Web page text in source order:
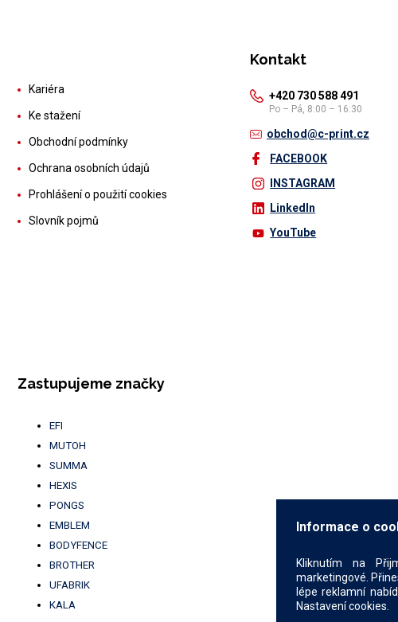
Kariéra
Ke stažení
Obchodní podmínky
Ochrana osobních údajů
Prohlášení o použití cookies
Slovník pojmů
Kontakt
+420 730 588 491
Po – Pá, 8:00 – 16:30
obchod@c-print.cz
FACEBOOK
INSTAGRAM
LinkedIn
YouTube
Zastupujeme značky
EFI
MUTOH
SUMMA
HEXIS
PONGS
EMBLEM
BODYFENCE
BROTHER
UFABRIK
KALA
Informace o
Kliknutím na
marketingové.
lépe reklamní
Nastavení cookies.